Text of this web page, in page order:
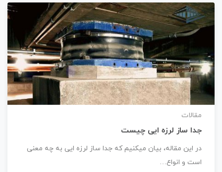
مقالات
جدا ساز لرزه ایی چیست
در این مقاله، بیان میکنیم که جدا ساز لرزه ایی به چه معنی
است و انواع…